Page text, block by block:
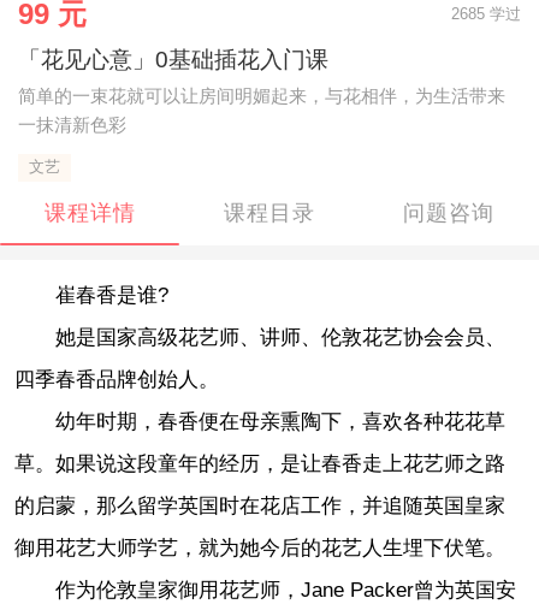
99 元 2685 学过
「花见心意」0基础插花入门课
简单的一束花就可以让房间明媚起来，与花相伴，为生活带来
一抹清新色彩
文艺
课程详情 课程目录 问题咨询
崔春香是谁?
她是国家高级花艺师、讲师、伦敦花艺协会会员、
四季春香品牌创始人。
幼年时期，春香便在母亲熏陶下，喜欢各种花花草
草。如果说这段童年的经历，是让春香走上花艺师之路
的启蒙，那么留学英国时在花店工作，并追随英国皇家
御用花艺大师学艺，就为她今后的花艺人生埋下伏笔。
作为伦敦皇家御用花艺师，Jane Packer曾为英国安